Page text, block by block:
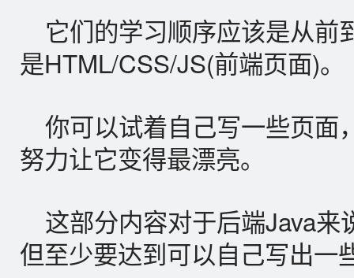
它们的学习顺序应该是从前
是HTML/CSS/JS(前端页面)。
你可以试着自己写一些页面
努力让它变得最漂亮。
这部分内容对于后端Java
但至少要达到可以自己写出一